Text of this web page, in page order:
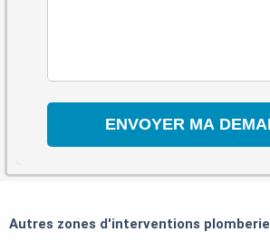
Autres zones d'interventions plomberie